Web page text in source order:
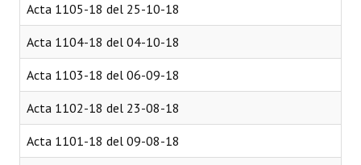
Acta 1105-18 del 25-10-18
Acta 1104-18 del 04-10-18
Acta 1103-18 del 06-09-18
Acta 1102-18 del 23-08-18
Acta 1101-18 del 09-08-18